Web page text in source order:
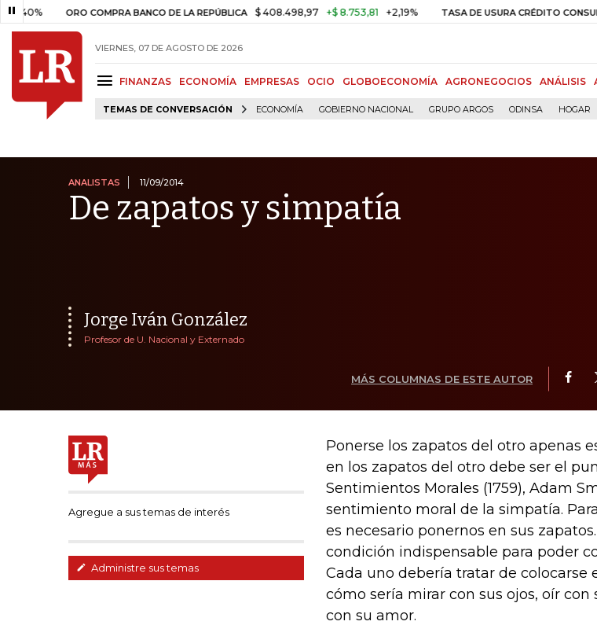
ORO COMPRA BANCO DE LA REPÚBLICA $ 408.498,97 +$ 8.753,81 +2,19% TASA DE USURA CRÉDITO CONSUMO
VIERNES, 07 DE AGOSTO DE 2026
FINANZAS ECONOMÍA EMPRESAS OCIO GLOBOECONOMÍA AGRONEGOCIOS ANÁLISIS
TEMAS DE CONVERSACIÓN ECONOMÍA GOBIERNO NACIONAL GRUPO ARGOS ODINSA HOGAR
ANALISTAS 11/09/2014
De zapatos y simpatía
Jorge Iván González
Profesor de U. Nacional y Externado
MÁS COLUMNAS DE ESTE AUTOR
Agregue a sus temas de interés
Administre sus temas
Ponerse los zapatos del otro apenas
en los zapatos del otro debe ser el
Sentimientos Morales (1759), Adam
sentimiento moral de la simpatía.
es necesario ponernos en sus
condición indispensable para poder
Cada uno debería tratar de
cómo sería mirar con sus ojos, oír
con su amor.